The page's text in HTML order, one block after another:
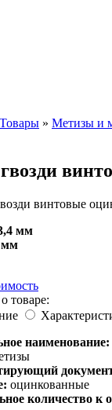
Товары » Метизы и
мм
мм
товаре:
наименование:
оцинкованные
количество к